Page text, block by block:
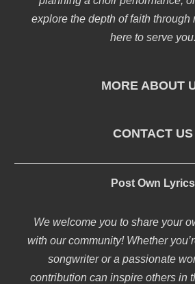
explore the depth of faith through
here to serve you.
MORE ABOUT
CONTACT US
Post Own Lyrics
We welcome you to share your
with our community! Whether
songwriter or a passionate
contribution can inspire others in